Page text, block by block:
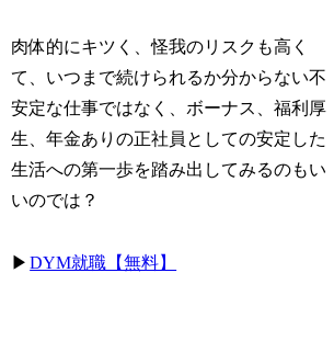
肉体的にキツく、怪我のリスクも高く
て、いつまで続けられるか分からない不
安定な仕事ではなく、ボーナス、福利厚
生、年金ありの正社員としての安定した
生活への第一歩を踏み出してみるのもい
いのでは？
▶︎ DYM就職【無料】